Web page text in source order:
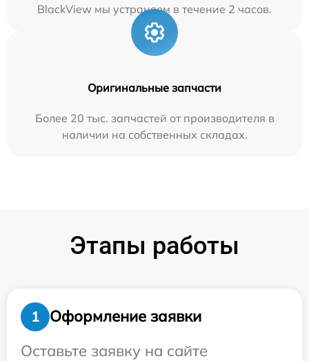
BlackView мы устраняем в течение 2 часов.
Оригинальные запчасти
Более 20 тыс. запчастей от производителя в
наличии на собственных складах.
Этапы работы
1
Оформление заявки
Оставьте заявку на сайте